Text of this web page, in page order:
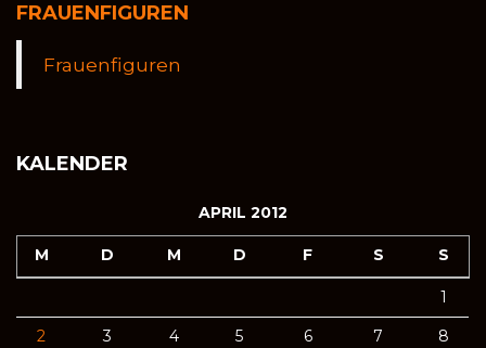
FRAUENFIGUREN
Frauenfiguren
KALENDER
APRIL 2012
M D M D F S S
1
2
3 4 5 6 7
8